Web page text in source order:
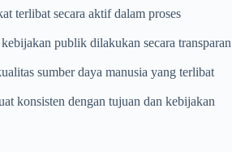
terlibat secara aktif dalam proses
publik dilakukan secara transparan
sumber daya manusia yang terlibat
konsisten dengan tujuan dan kebijakan